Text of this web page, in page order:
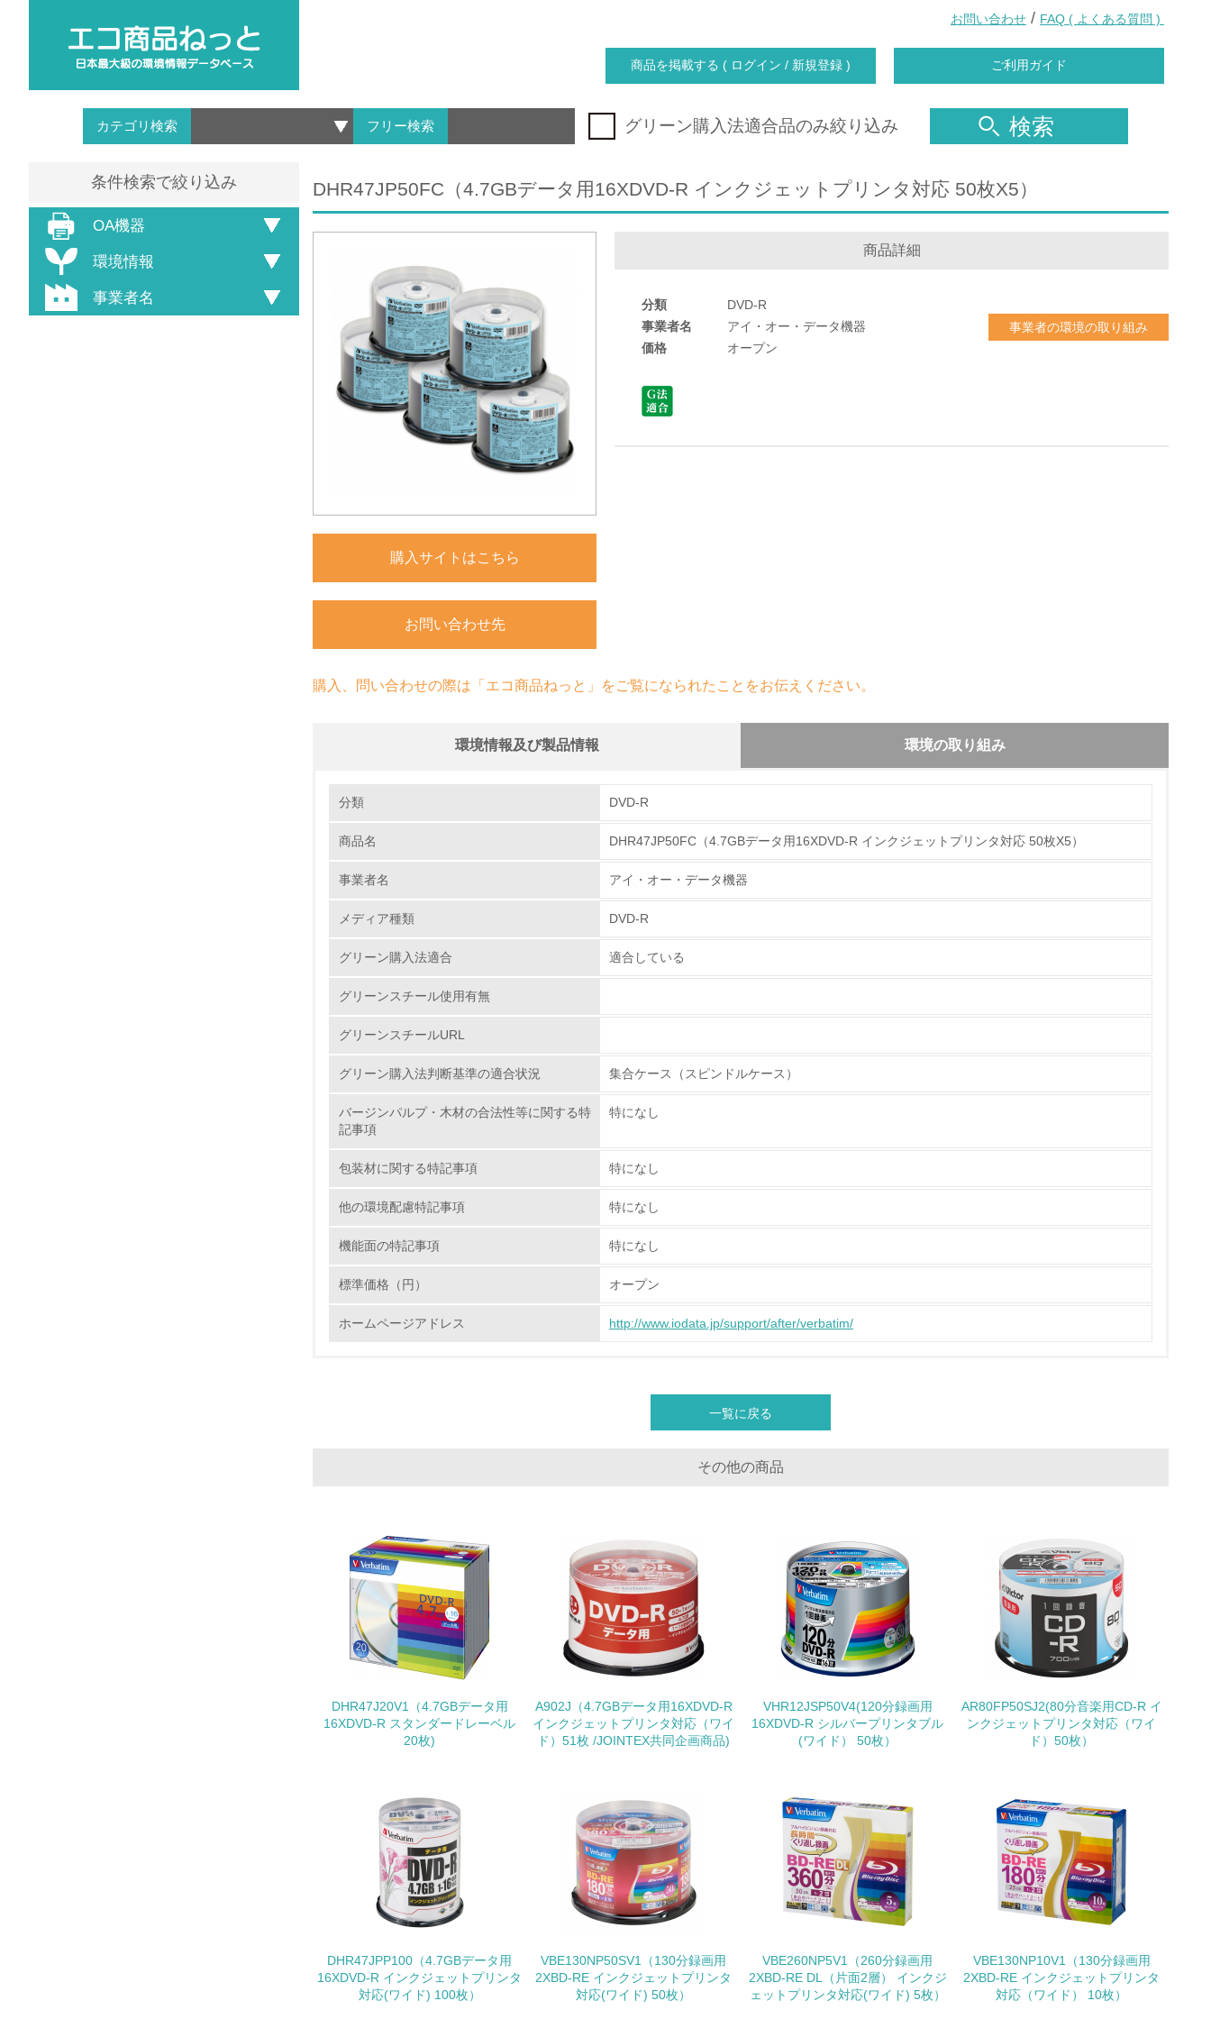
お問い合わせ / FAQ ( よくある質問 )
商品を掲載する ( ログイン / 新規登録 ) ご利用ガイド
カテゴリ検索 フリー検索 グリーン購入法適合品のみ絞り込み 検索
条件検索で絞り込み
OA機器
環境情報
事業者名
DHR47JP50FC（4.7GBデータ用16XDVD-R インクジェットプリンタ対応 50枚X5）
購入サイトはこちら
お問い合わせ先
商品詳細
分類
DVD-R
事業者名
アイ・オー・データ機器
価格
オープン
事業者の環境の取り組み
購入、問い合わせの際は「エコ商品ねっと」をご覧になられたことをお伝えください。
環境情報及び製品情報 環境の取り組み
1.環境取り組み体制
No. チェック項目
8. 第三者認証を取得している
チェック項目
資源・エネルギー
10. <L2> 資源とエネルギーの使用量の把握をし、具体的な削減目標や計画を立てている
環境配慮型製品・サービスの製造・販売
11. <L1> 環境配慮型製品・サービスの製造・販売を積極的に行っている
グリーン購入
14. <L2> 購入している製品・サービスの量と種類を把握し、具体的な目標や計画を立てている
非該当（包装・物流を必要とする業務を行っていない）
15. <L1> 環境負荷ができるだけ小さい包装・梱包を行っている
16. <L2> 環境負荷ができるだけ小さい物流を行っている
分類 DVD-R
商品名 DHR47JP50FC（4.7GBデータ用16XDVD-R インクジェットプリンタ対応 50枚X5）
事業者名 アイ・オー・データ機器
メディア種類 DVD-R
グリーン購入法適合 適合している
グリーンスチール使用有無
グリーンスチールURL
グリーン購入法判断基準の適合状況 集合ケース（スピンドルケース）
バージンパルプ・木材の合法性等に関する特
記事項
特になし
包装材に関する特記事項 特になし
他の環境配慮特記事項 特になし
機能面の特記事項 特になし
標準価格（円） オープン
ホームページアドレス http://www.iodata.jp/support/after/verbatim/
一覧に戻る
その他の商品
DHR47J20V1（4.7GBデータ用
16XDVD-R スタンダードレーベル
20枚)
A902J（4.7GBデータ用16XDVD-R
インクジェットプリンタ対応（ワイ
ド）51枚 /JOINTEX共同企画商品)
VHR12JSP50V4(120分録画用
16XDVD-R シルバープリンタブル
(ワイド） 50枚）
AR80FP50SJ2(80分音楽用CD-R イ
ンクジェットプリンタ対応（ワイ
ド）50枚）
DHR47JPP100（4.7GBデータ用
16XDVD-R インクジェットプリンタ
対応(ワイド) 100枚）
VBE130NP50SV1（130分録画用
2XBD-RE インクジェットプリンタ
対応(ワイド) 50枚）
VBE260NP5V1（260分録画用
2XBD-RE DL（片面2層） インクジ
ェットプリンタ対応(ワイド) 5枚）
VBE130NP10V1（130分録画用
2XBD-RE インクジェットプリンタ
対応（ワイド） 10枚）